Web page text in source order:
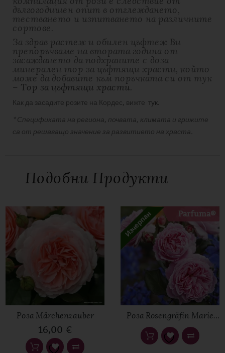
дългогодишен опит в отглеждането,
тестването и изпитването на различните
сортове.
За здрав растеж и обилен цъфтеж Ви
препоръчваме на втората година от
засаждането да подхраните с доза
минерален тор за цъфтящи храсти, който
може да добавите към поръчката си от тук
– Тор за цъфтящи храсти.
Как да засадите розите на Кордес, вижте тук.
* Спецификата на региона, почвата, климата и грижите
са от решаващо значение за развитието на храста.
Цвят Cream, Pink
Аромат Без аромат
В наличност
There are no reviews yet
Вашият имейл адрес няма да бъде публикуван.
Задължителните полета са отбелязани с*
Вашата оценка
Вашият отзив
*
Подобни Продукти
Роза Märchenzauber
16,00 €
Роза Rosengräfin Marie
Henriette®
Parfuma®
Изчерпан